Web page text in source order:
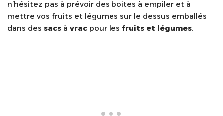
n’hésitez pas à prévoir des boites à empiler et à
mettre vos fruits et légumes sur le dessus emballés
dans des sacs à vrac pour les fruits et légumes.